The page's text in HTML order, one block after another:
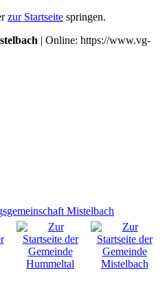
zur Startseite springen.
| Online: https://www.vg-